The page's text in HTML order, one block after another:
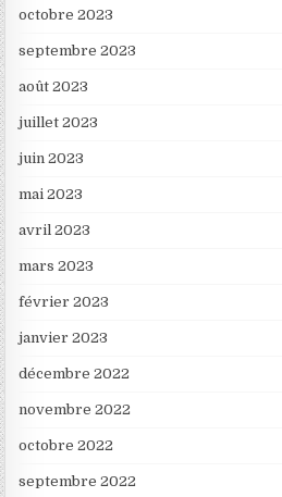
octobre 2023
septembre 2023
août 2023
juillet 2023
juin 2023
mai 2023
avril 2023
mars 2023
février 2023
janvier 2023
décembre 2022
novembre 2022
octobre 2022
septembre 2022